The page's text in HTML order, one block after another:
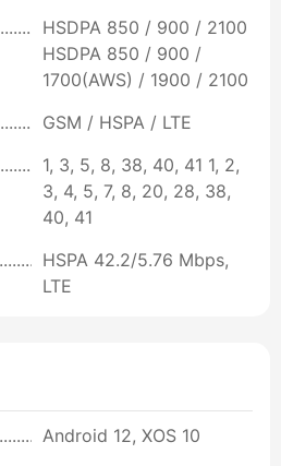
HSDPA 850 / 900 / 2100
HSDPA 850 / 900 /
1700(AWS) / 1900 / 2100
GSM / HSPA / LTE
1, 3, 5, 8, 38, 40, 41 1, 2,
3, 4, 5, 7, 8, 20, 28, 38,
40, 41
HSPA 42.2/5.76 Mbps,
LTE
Android 12, XOS 10